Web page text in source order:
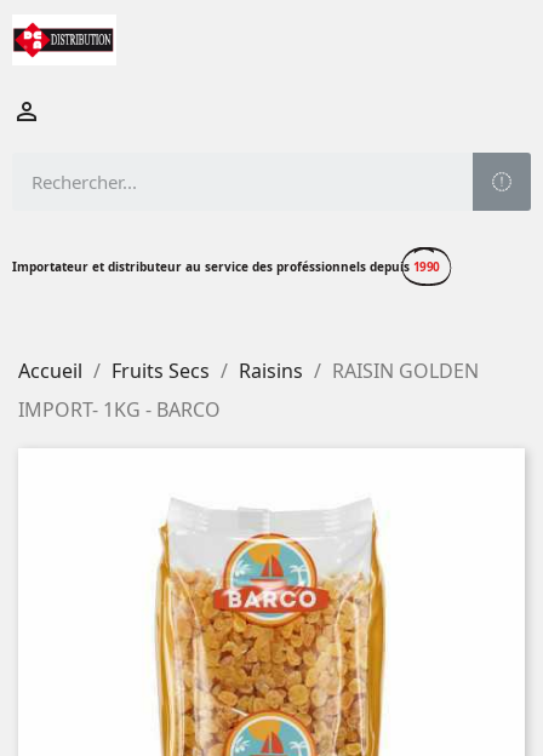

Importateur et distributeur au service des proféssionnels depuis 1990
Accueil Fruits Secs Raisins
RAISIN GOLDEN
IMPORT- 1KG - BARCO